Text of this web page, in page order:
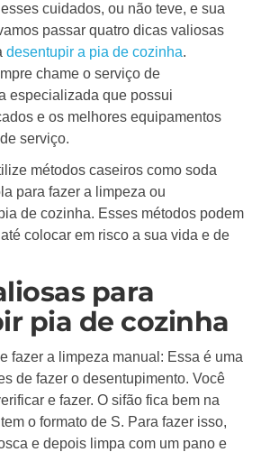
cuidados, ou não teve, e sua
passar quatro dicas valiosas
desentupir a pia de cozinha.
chame o serviço de
especializada que possui
e os melhores equipamentos
serviço.
métodos caseiros como soda
para fazer a limpeza ou
de cozinha. Esses métodos podem
colocar em risco a sua vida e de
para
pia de cozinha
fazer a limpeza manual: Essa é uma
de fazer o desentupimento. Você
e fazer. O sifão fica bem na
o formato de S. Para fazer isso,
e depois limpa com um pano e